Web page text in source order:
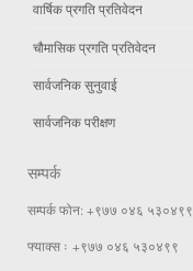
वार्षिक प्रगति प्रतिवेदन
चौमासिक प्रगति प्रतिवेदन
सार्वजनिक सुनुवाई
सार्वजनिक परीक्षण
सम्पर्क
सम्पर्क फोन: +९७७ ०४६ ५३०४९९
फ्याक्स ः +९७७ ०४६ ५३०४९९